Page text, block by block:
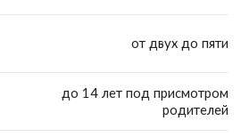
от двух до пяти
до 14 лет под присмотром
родителей